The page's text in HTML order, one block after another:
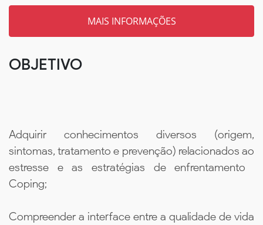
OBJETIVO
Adquirir conhecimentos diversos (origem,
sintomas, tratamento e prevenção) relacionados ao
estresse e as estratégias de enfrentamento 
Coping;
Compreender a interface entre a qualidade de vida